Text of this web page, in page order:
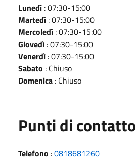
Lunedì : 07:30-15:00
Martedì : 07:30-15:00
Mercoledì : 07:30-15:00
Giovedì : 07:30-15:00
Venerdì : 07:30-15:00
Sabato : Chiuso
Domenica : Chiuso
Punti di contatto
Telefono :0818681260